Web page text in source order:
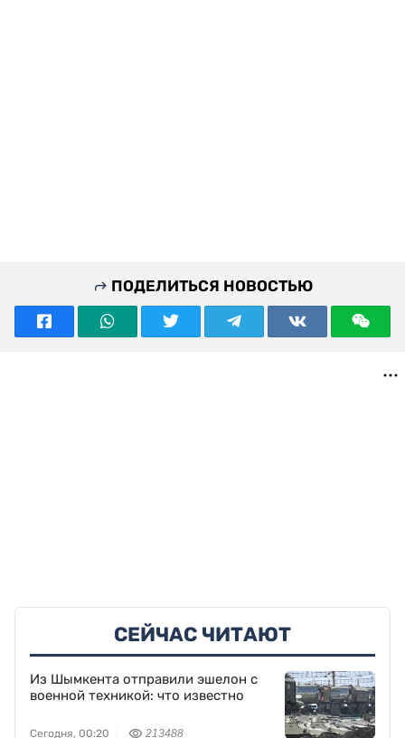
ПОДЕЛИТЬСЯ НОВОСТЬЮ
СЕЙЧАС ЧИТАЮТ
Из Шымкента отправили эшелон с
военной техникой: что известно
Сегодня, 00:20 213488